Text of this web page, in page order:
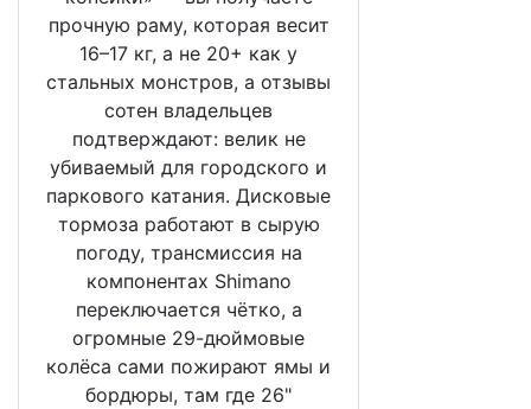
прочную раму, которая весит
16–17 кг, а не 20+ как у
стальных монстров, а отзывы
сотен владельцев
подтверждают: велик не
убиваемый для городского и
паркового катания. Дисковые
тормоза работают в сырую
погоду, трансмиссия на
компонентах Shimano
переключается чётко, а
огромные 29-дюймовые
колёса сами пожирают ямы и
бордюры, там где 26"